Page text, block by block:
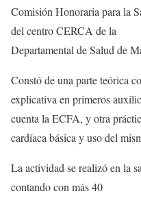
Comisión Honoraria para la
del centro CERCA de la
Departamental de Salud de
Constó de una parte teórica
explicativa en primeros
cuenta la ECFA, y otra
cardíaca básica y uso del
La actividad se realizó en la
contando con más 40